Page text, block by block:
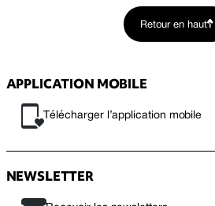
Retour en haut
APPLICATION MOBILE
Télécharger l’application mobile
NEWSLETTER